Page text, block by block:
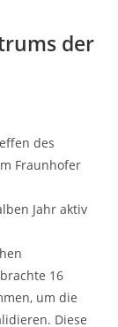
der
des
Fraunhofer
Jahr aktiv
16
um die
Diese